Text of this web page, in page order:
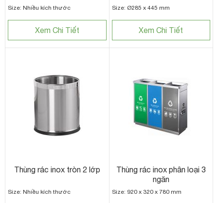
Size: Nhiều kích thước
Xem Chi Tiết
Size: Ø285 x 445 mm
Xem Chi Tiết
Thùng rác inox tròn 2 lớp
Size: Nhiều kích thước
Thùng rác inox phân loại 3
ngăn
Size: 920 x 320 x 780 mm